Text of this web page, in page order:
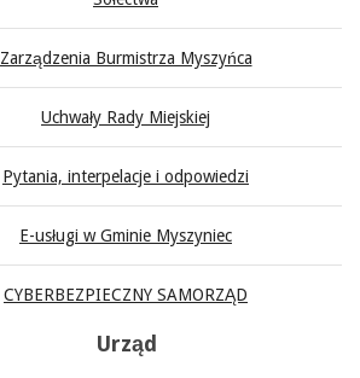
Zarządzenia Burmistrza Myszyńca
Uchwały Rady Miejskiej
Pytania, interpelacje i odpowiedzi
E-usługi w Gminie Myszyniec
CYBERBEZPIECZNY SAMORZĄD
Urząd